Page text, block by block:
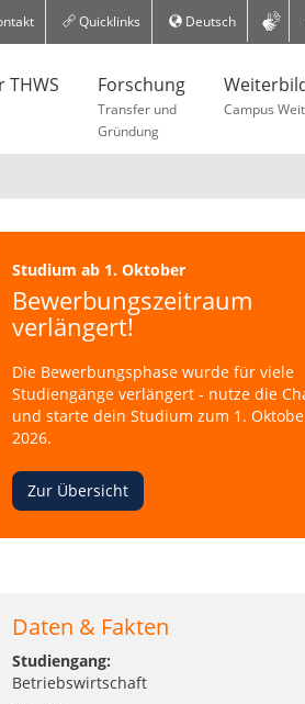
Quicklinks Deutsch
Forschung
Transfer und
Gründung
Campus
Studium ab 1. Oktober
Bewerbungszeitraum
verlängert!
Die Bewerbungsphase wurde für viele
Studiengänge verlängert - nutze die
und starte dein Studium zum 1.
2026.
Zur Übersicht
Daten & Fakten
Studiengang:
Betriebswirtschaft